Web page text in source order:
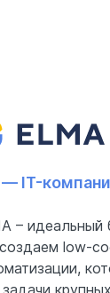
IT-
– идеальный
low-